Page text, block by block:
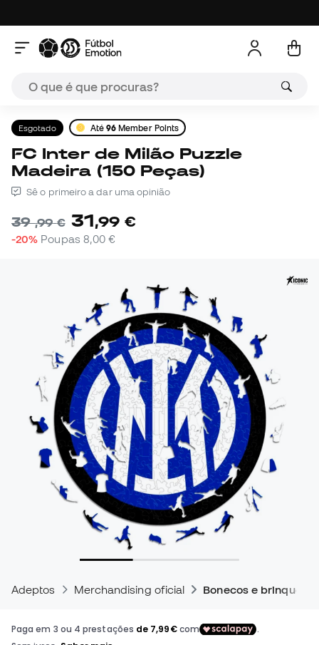
Esgotado Até 96 Member Points
FC Inter de Milão Puzzle
Madeira (150 Peças)
Sê o primeiro a dar uma opinião
39,99 € 31,99 €
-20% Poupas 8,00 €
Adeptos Merchandising oficial Bonecos e